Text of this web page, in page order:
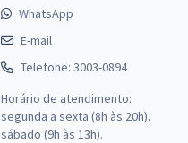
WhatsApp
E-mail
Telefone: 3003-0894
Horário de atendimento:
segunda a sexta (8h às 20h),
sábado (9h às 13h).